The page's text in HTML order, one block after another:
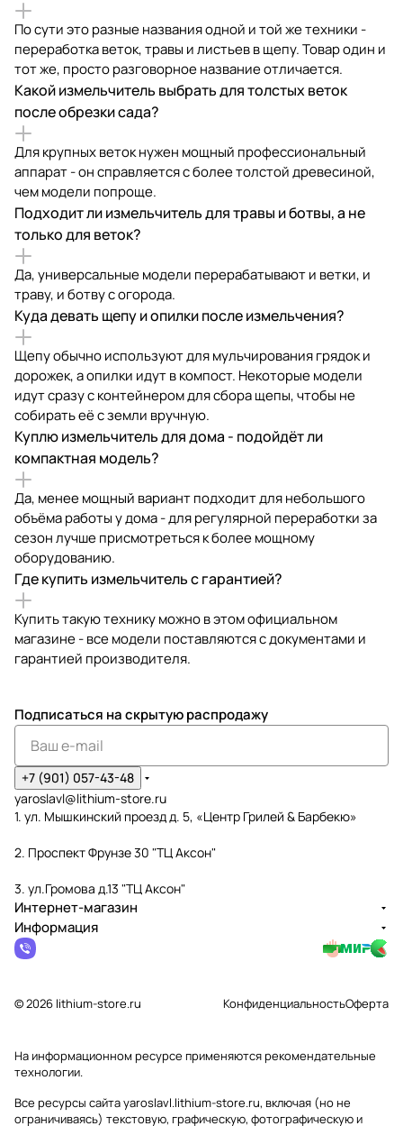
По сути это разные названия одной и той же техники -
переработка веток, травы и листьев в щепу. Товар один и
тот же, просто разговорное название отличается.
Какой измельчитель выбрать для толстых веток
после обрезки сада?
Для крупных веток нужен мощный профессиональный
аппарат - он справляется с более толстой древесиной,
чем модели попроще.
Подходит ли измельчитель для травы и ботвы, а не
только для веток?
Да, универсальные модели перерабатывают и ветки, и
траву, и ботву с огорода.
Куда девать щепу и опилки после измельчения?
Щепу обычно используют для мульчирования грядок и
дорожек, а опилки идут в компост. Некоторые модели
идут сразу с контейнером для сбора щепы, чтобы не
собирать её с земли вручную.
Куплю измельчитель для дома - подойдёт ли
компактная модель?
Да, менее мощный вариант подходит для небольшого
объёма работы у дома - для регулярной переработки за
сезон лучше присмотреться к более мощному
оборудованию.
Где купить измельчитель с гарантией?
Купить такую технику можно в этом официальном
магазине - все модели поставляются с документами и
гарантией производителя.
Подписаться на скрытую распродажу
+7 (901) 057-43-48
yaroslavl@lithium-store.ru
1. ул. Мышкинский проезд д. 5, «Центр Грилей & Барбекю»
2. Проспект Фрунзе 30 "ТЦ Аксон"
3. ул.Громова д.13 "ТЦ Аксон"
Интернет-магазин
Информация
© 2026 lithium-store.ru КонфиденциальностьОферта
На информационном ресурсе применяютсярекомендательные
технологии.
Все ресурсы сайта yaroslavl.lithium-store.ru, включая (но не
ограничиваясь) текстовую, графическую, фотографическую и